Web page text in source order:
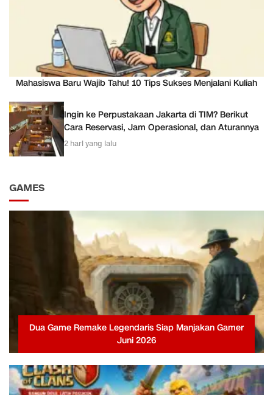
Mahasiswa Baru Wajib Tahu! 10 Tips Sukses Menjalani Kuliah
Ingin ke Perpustakaan Jakarta di TIM? Berikut
Cara Reservasi, Jam Operasional, dan Aturannya
2 hari yang lalu
GAMES
Dua Game Remake Legendaris Siap Manjakan Gamer
Juni 2026